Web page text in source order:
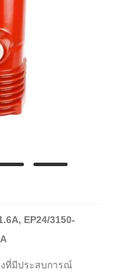
EP24/3150-
งที่มีประสบการณ์